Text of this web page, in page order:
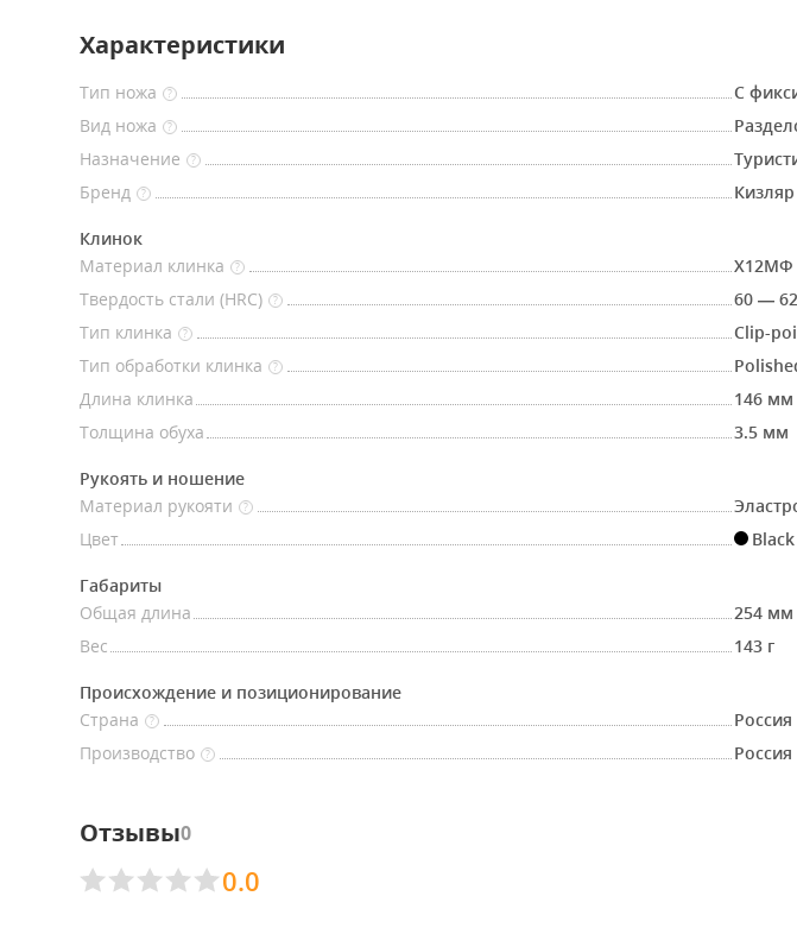
Характеристики
Тип ножа ? С
Вид ножа ?
Назначение ?
Бренд ? Кизляр
Клинок
Материал клинка
? Х12МФ
Твердость стали (HRC) ?
60 — 62
Тип клинка
? Clip-
Тип обработки клинка ?
Длина клинка
146 мм
Толщина обуха
3.5 мм
Рукоять и ношение
Материал рукояти
?
Цвет Black
Габариты
Общая длина
254 мм
Вес
143 г
Происхождение и позиционирование
Страна
?
Россия
Производство
? Россия
Отзывы0
0.0